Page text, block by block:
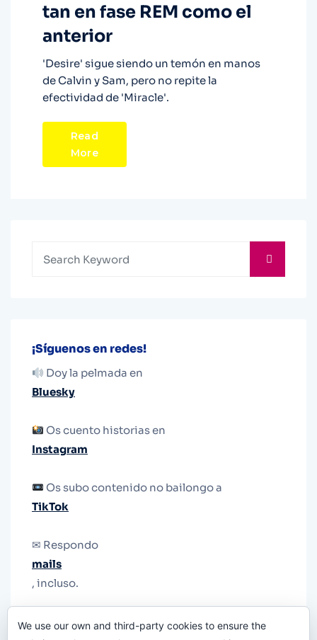
tan en fase REM como el
anterior
'Desire' sigue siendo un temón en manos
de Calvin y Sam, pero no repite la
efectividad de 'Miracle'.
Read
More
¡Síguenos en redes!
Doy la pelmada en
Bluesky
Os cuento historias en
Instagram
Os subo contenido no bailongo a
TikTok
✉ Respondo
mails
, incluso.
le quiten el teléfono.
We use our own and third-party cookies to ensure the